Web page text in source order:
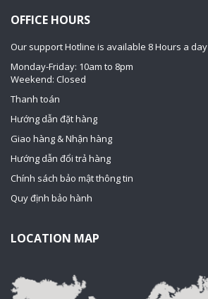
OFFICE HOURS
Our support Hotline is available 8 Hours a day
Monday-Friday: 10am to 8pm
Weekend: Closed
Thanh toán
Hướng dẫn đặt hàng
Giao hàng & Nhận hàng
Hướng dẫn đổi trả hàng
Chính sách bảo mật thông tin
Quy định bảo hành
LOCATION MAP